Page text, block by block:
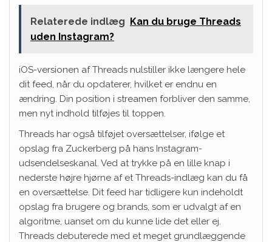
Relaterede indlæg Kan du bruge Threads
uden Instagram?
iOS-versionen af ​​Threads nulstiller ikke længere hele
dit feed, når du opdaterer, hvilket er endnu en
ændring. Din position i streamen forbliver den samme,
men nyt indhold tilføjes til toppen.
Threads har også tilføjet oversættelser, ifølge et
opslag fra Zuckerberg på hans Instagram-
udsendelseskanal. Ved at trykke på en lille knap i
nederste højre hjørne af et Threads-indlæg kan du få
en oversættelse. Dit feed har tidligere kun indeholdt
opslag fra brugere og brands, som er udvalgt af en
algoritme, uanset om du kunne lide det eller ej.
Threads debuterede med et meget grundlæggende